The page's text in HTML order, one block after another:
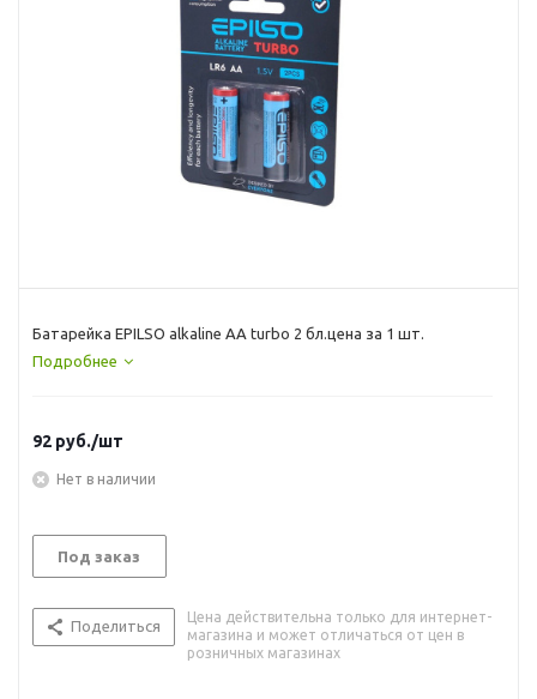
Батарейка EPILSO аlkaline AA turbo 2 бл.цена за 1 шт.
Подробнее
92 руб./шт
Нет в наличии
Под заказ
Поделиться
Цена действительна только для интернет-
магазина и может отличаться от цен в
розничных магазинах